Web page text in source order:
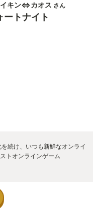
イキン⇔カオス さん
ートナイト
続け、いつも新鮮なオンライ
トオンラインゲーム